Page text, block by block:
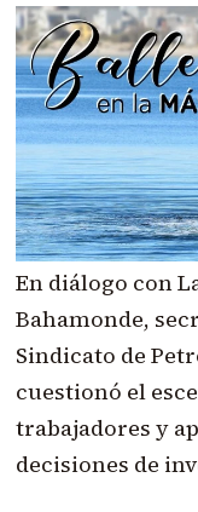
En diálogo con
Bahamonde,
Sindicato de
cuestionó el
trabajadores y
decisiones de